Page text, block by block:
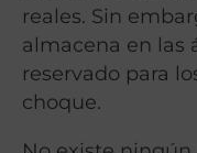
reales. Sin
almacena en las
reservado para
choque.